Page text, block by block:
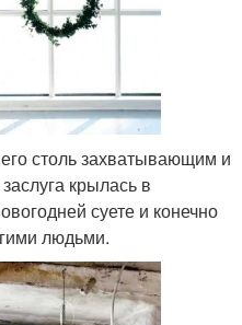
столь захватывающим и
крылась в
суете и конечно
людьми.